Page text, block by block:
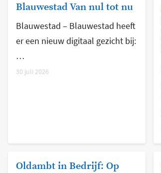
Blauwestad Van nul tot nu
Blauwestad – Blauwestad heeft
er een nieuw digitaal gezicht bij:
…
30 juli 2026
Oldambt in Bedrijf: Op